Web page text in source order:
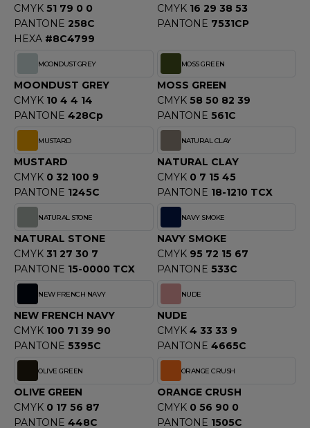
CMYK 51 79 0 0
PANTONE 258C
HEXA #8C4799
CMYK 16 29 38 53
PANTONE 7531CP
MOONDUST GREY
MOONDUST GREY
CMYK 10 4 4 14
PANTONE 428Cp
MOSS GREEN
MOSS GREEN
CMYK 58 50 82 39
PANTONE 561C
MUSTARD
MUSTARD
CMYK 0 32 100 9
PANTONE 1245C
NATURAL CLAY
NATURAL CLAY
CMYK 0 7 15 45
PANTONE 18-1210 TCX
NATURAL STONE
NATURAL STONE
CMYK 31 27 30 7
PANTONE 15-0000 TCX
NAVY SMOKE
NAVY SMOKE
CMYK 95 72 15 67
PANTONE 533C
NEW FRENCH NAVY
NEW FRENCH NAVY
CMYK 100 71 39 90
PANTONE 5395C
NUDE
NUDE
CMYK 4 33 33 9
PANTONE 4665C
OLIVE GREEN
OLIVE GREEN
CMYK 0 17 56 87
PANTONE 448C
ORANGE CRUSH
ORANGE CRUSH
CMYK 0 56 90 0
PANTONE 1505C